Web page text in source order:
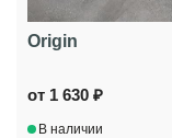
Origin
от 1 630 ₽
В наличии